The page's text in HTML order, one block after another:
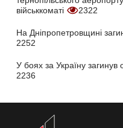
військкоматі
2322
На Дніпропетровщині
2252
У боях за Україну
2236